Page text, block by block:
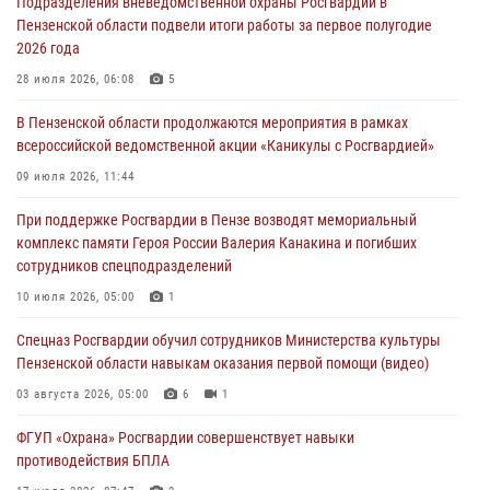
05 августа 2026, 07:00
Сотрудники пензенского ОМОН «Страж» познакомили участников
сборов «Гвардеец» с вооружением и техникой Росгвардии
В Пензе сотрудники Росгвардии оказали помощь
дезориентированному пенсионеру
В Пензе при силовой поддержке Росгвардии пресечена
деятельность ОПГ, маскировавшейся под реабилитационный центр
(видео)
Пензенской области подвели итоги работы за первое полугодие
2026 года
28 июля 2026, 06:08 5
В Пензенской области продолжаются мероприятия в рамках
всероссийской ведомственной акции «Каникулы с Росгвардией»
09 июля 2026, 11:44
При поддержке Росгвардии в Пензе возводят мемориальный
комплекс памяти Героя России Валерия Канакина и погибших
сотрудников спецподразделений
10 июля 2026, 05:00 1
Спецназ Росгвардии обучил сотрудников Министерства культуры
Пензенской области навыкам оказания первой помощи (видео)
03 августа 2026, 05:00 6 1
ФГУП «Охрана» Росгвардии совершенствует навыки
противодействия БПЛА